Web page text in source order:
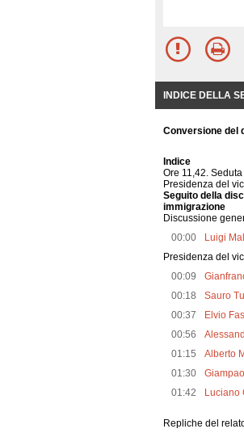
INDICE DELLA
Conversione del
Indice
Ore 11,42.
Presidenza del
Seguito della
immigrazione
Discussione
00:00 Luigi
Presidenza del
00:09
00:18 Sauro
00:37 Elvio
00:56
01:15 Alberto
01:30
01:42 Luciano
Repliche del